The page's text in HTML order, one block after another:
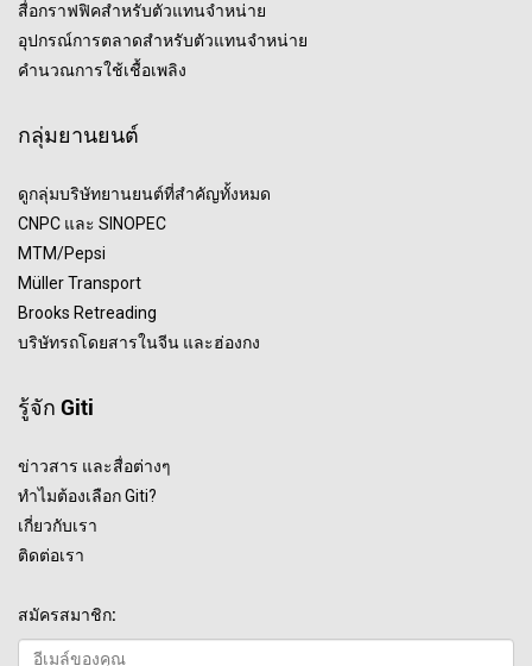
สื่อกราฟฟิคสำหรับตัวแทนจำหน่าย
อุปกรณ์การตลาดสำหรับตัวแทนจำหน่าย
คำนวณการใช้เชื้อเพลิง
กลุ่มยานยนต์
ดูกลุ่มบริษัทยานยนต์ที่สำคัญทั้งหมด
CNPC และ SINOPEC
MTM/Pepsi
Müller Transport
Brooks Retreading
บริษัทรถโดยสารในจีน และฮ่องกง
รู้จัก Giti
ข่าวสาร และสื่อต่างๆ
ทำไมต้องเลือก Giti?
เกี่ยวกับเรา
ติดต่อเรา
สมัครสมาชิก: